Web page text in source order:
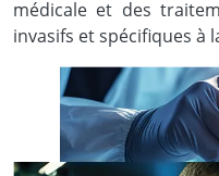
médicale et des
invasifs et spécifiques à